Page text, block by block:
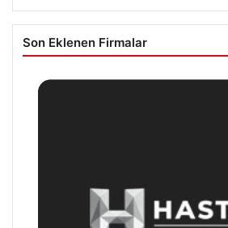
Son Eklenen Firmalar